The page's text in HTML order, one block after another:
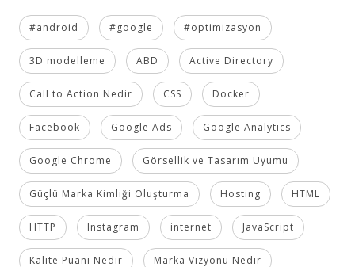
#android #google #optimizasyon
3D modelleme ABD Active Directory
Call to Action Nedir CSS Docker
Facebook Google Ads Google Analytics
Google Chrome Görsellik ve Tasarım Uyumu
Güçlü Marka Kimliği Oluşturma Hosting HTML
HTTP Instagram internet JavaScript
Kalite Puanı Nedir Marka Vizyonu Nedir